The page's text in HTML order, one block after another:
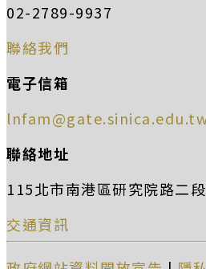
02-2789-9937
聯絡我們
電子信箱
聯絡地址
115北市南港區研究院路二
交通資訊